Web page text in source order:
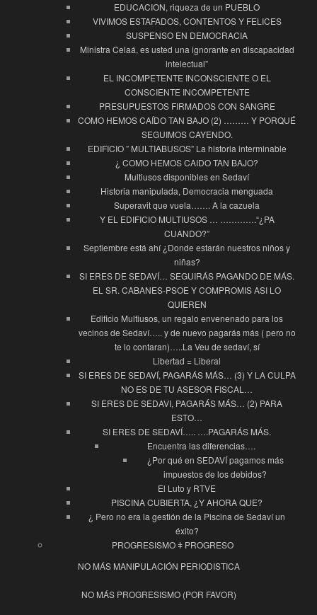
EDUCACION, riqueza de un PUEBLO
VIVIMOS ESTAFADOS, CONTENTOS Y FELICES
SUSPENSO EN DEMOCRACIA
Ministra Celaá, es usted una ignorante en discapacidad
intelectual”
EL INCOMPETENTE INCONSCIENTE O EL
CONSCIENTE INCOMPETENTE
PRESUPUESTOS FIRMADOS CON SANGRE
COMO HEMOS CAÍDO TAN BAJO (2) ……… Y PORQUÉ
SEGUIMOS CAYENDO.
EDIFICIO ” MULTIABUSOS” La historia interminable
¿ COMO HEMOS CAIDO TAN BAJO?
Multiusos disponibles en Sedaví
Historia manipulada, Democracia menguada
Superavit que vuela……. A la cazuela
Y EL EDIFICIO MULTIUSOS … ………….“¿PA
CUANDO?”
Septiembre está ahí ¿Donde estarán nuestros niños y
niñas?
SI ERES DE SEDAVÍ… SEGUIRÁS PAGANDO DE MÁS.
EL SR. CABANES-PSOE Y COMPROMIS ASI LO
QUIEREN
Edificio Multiusos, un regalo envenenado para los
vecinos de Sedaví….. y de nuevo pagarás más ( pero no
te lo contaran)…..La Veu de sedaví, sí
Libertad = Liberal
SI ERES DE SEDAVÍ, PAGARÁS MÁS… (3) Y LA CULPA
NO ES DE TU ASESOR FISCAL…
SI ERES DE SEDAVI, PAGARÁS MÁS… (2) PARA
ESTO…
SI ERES DE SEDAVÍ….. ….PAGARÁS MÁS.
Encuentra las diferencias….
¿Por qué en SEDAVÍ pagamos más
impuestos de los debidos?
El Luto y RTVE
PISCINA CUBIERTA, ¿Y AHORA QUE?
¿ Pero no era la gestión de la Piscina de Sedaví un
éxito?
PROGRESISMO ǂ PROGRESO
NO MÁS MANIPULACIÓN PERIODISTICA
NO MÁS PROGRESISMO (POR FAVOR)